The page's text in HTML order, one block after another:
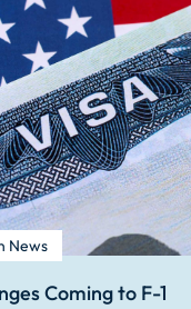
News
Coming to F-1